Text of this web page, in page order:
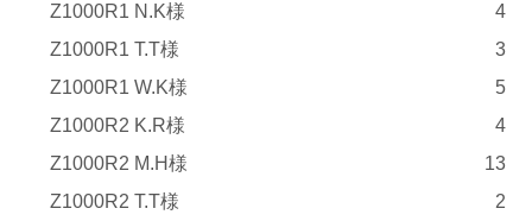
Z1000R1 N.K様
4
Z1000R1 T.T様
3
Z1000R1 W.K様
5
Z1000R2 K.R様
4
Z1000R2 M.H様
13
Z1000R2 T.T様
2